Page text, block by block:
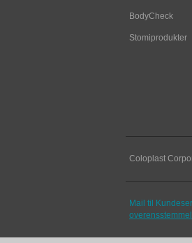
BodyCheck
Stomiprodukter
Coloplast
Mail til